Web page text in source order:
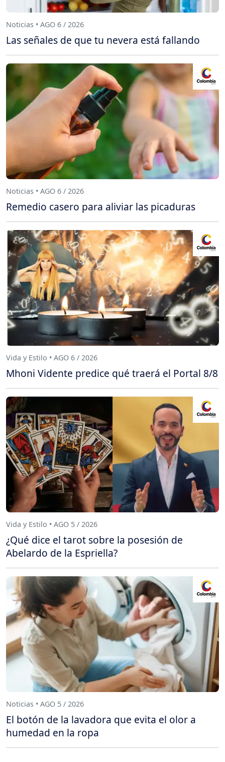
Noticias • AGO 6 / 2026
Las señales de que tu nevera está fallando
Noticias • AGO 6 / 2026
Remedio casero para aliviar las picaduras
Vida y Estilo • AGO 6 / 2026
Mhoni Vidente predice qué traerá el Portal 8/8
Vida y Estilo • AGO 5 / 2026
¿Qué dice el tarot sobre la posesión de
Abelardo de la Espriella?
Noticias • AGO 5 / 2026
El botón de la lavadora que evita el olor a
humedad en la ropa